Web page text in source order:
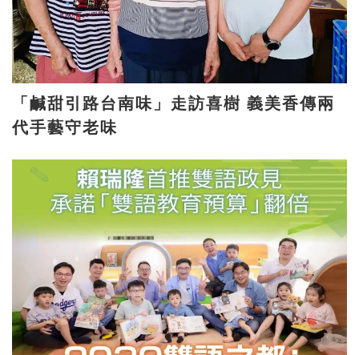
「鹹甜引路台南味」走訪喜樹 義美香傳兩
代手藝守老味